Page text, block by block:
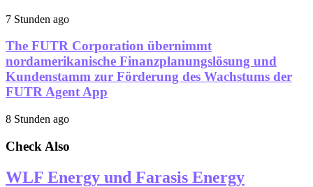
7 Stunden ago
The FUTR Corporation übernimmt
nordamerikanische Finanzplanungslösung und
Kundenstamm zur Förderung des Wachstums der
FUTR Agent App
8 Stunden ago
Check Also
WLF Energy und Farasis Energy